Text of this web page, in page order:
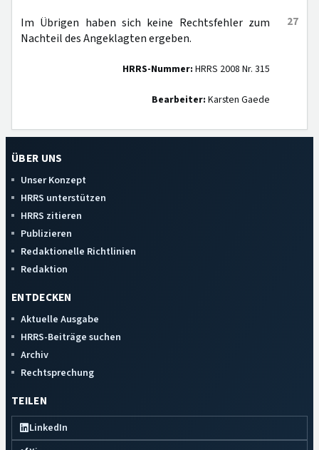
27
Im Übrigen haben sich keine Rechtsfehler zum
Nachteil des Angeklagten ergeben.
HRRS-Nummer: HRRS 2008 Nr. 315
Bearbeiter: Karsten Gaede
ÜBER UNS
Unser Konzept
HRRS unterstützen
HRRS zitieren
Publizieren
Redaktionelle Richtlinien
Redaktion
ENTDECKEN
Aktuelle Ausgabe
HRRS-Beiträge suchen
Archiv
Rechtsprechung
TEILEN
LinkedIn